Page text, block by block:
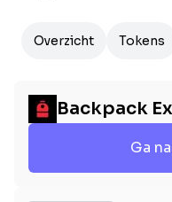
Overzicht Tokens
Backpack
Ga